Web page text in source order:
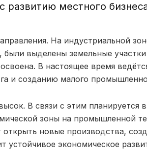
развитию местного
На индустриальной
выделены земельные участки
В настоящее время
и созданию малого
В связи с этим планируется
зоны на промышленной
новые производства,
устойчивое экономическое